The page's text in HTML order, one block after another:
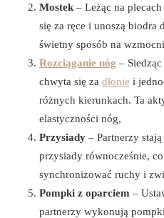
Mostek – Leżąc na
się za ręce i unoszą biodra
świetny sposób na
Rozciąganie nóg –
chwyta się za dłonie i
różnych kierunkach. Ta
elastyczności nóg,
Przysiady – Partnerzy
przysiady równocześnie,
synchronizować ruchy i
Pompki z oparciem –
partnerzy wykonują